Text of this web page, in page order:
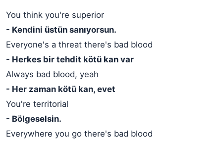
You think you're superior
- Kendini üstün sanıyorsun.
Everyone's a threat there's bad blood
- Herkes bir tehdit kötü kan var
Always bad blood, yeah
- Her zaman kötü kan, evet
You're territorial
- Bölgeselsin.
Everywhere you go there's bad blood